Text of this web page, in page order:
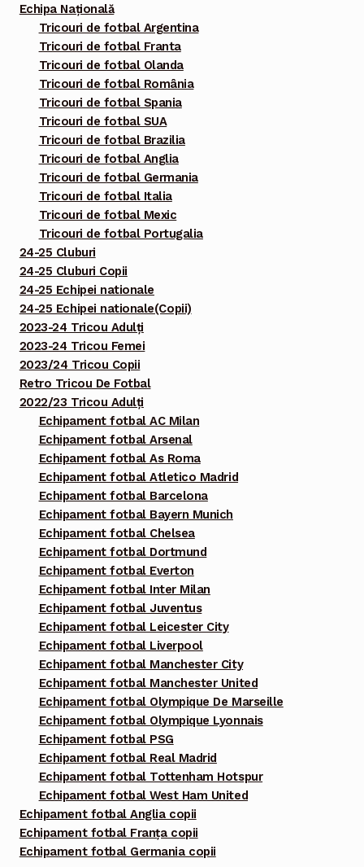
Echipa Națională
Tricouri de fotbal Argentina
Tricouri de fotbal Franta
Tricouri de fotbal Olanda
Tricouri de fotbal România
Tricouri de fotbal Spania
Tricouri de fotbal SUA
Tricouri de fotbal Brazilia
Tricouri de fotbal Anglia
Tricouri de fotbal Germania
Tricouri de fotbal Italia
Tricouri de fotbal Mexic
Tricouri de fotbal Portugalia
24-25 Cluburi
24-25 Cluburi Copii
24-25 Echipei nationale
24-25 Echipei nationale(Copii)
2023-24 Tricou Adulți
2023-24 Tricou Femei
2023/24 Tricou Copii
Retro Tricou De Fotbal
2022/23 Tricou Adulți
Echipament fotbal AC Milan
Echipament fotbal Arsenal
Echipament fotbal As Roma
Echipament fotbal Atletico Madrid
Echipament fotbal Barcelona
Echipament fotbal Bayern Munich
Echipament fotbal Chelsea
Echipament fotbal Dortmund
Echipament fotbal Everton
Echipament fotbal Inter Milan
Echipament fotbal Juventus
Echipament fotbal Leicester City
Echipament fotbal Liverpool
Echipament fotbal Manchester City
Echipament fotbal Manchester United
Echipament fotbal Olympique De Marseille
Echipament fotbal Olympique Lyonnais
Echipament fotbal PSG
Echipament fotbal Real Madrid
Echipament fotbal Tottenham Hotspur
Echipament fotbal West Ham United
Echipament fotbal Anglia copii
Echipament fotbal Franța copii
Echipament fotbal Germania copii